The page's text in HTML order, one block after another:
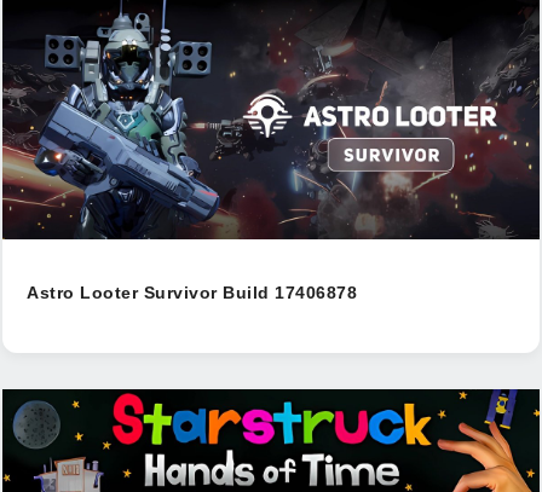
Astro Looter Survivor Build 17406878